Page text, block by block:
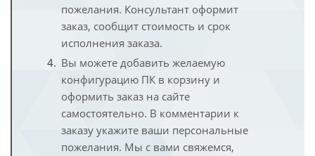
пожелания. Консультант оформит
заказ, сообщит стоимость и срок
исполнения заказа.
Вы можете добавить желаемую
конфигурацию ПК в корзину и
оформить заказ на сайте
самостоятельно. В комментарии к
заказу укажите ваши персональные
пожелания. Мы с вами свяжемся,